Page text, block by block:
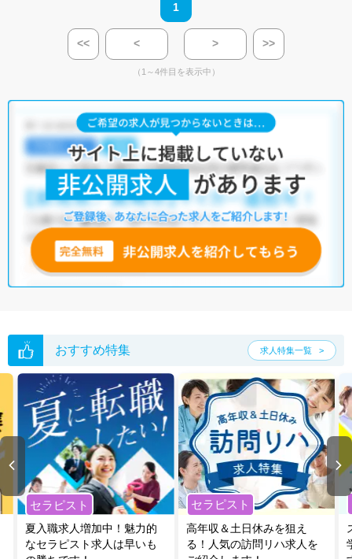
1
<< < > >>
（1～4件目を表示中）
おすすめ特集 求人特集一覧
セラピスト
夏入職求人増加中！魅力的
なセラピスト求人は早いも
セラピスト
高年収＆土日休みを狙え
る！人気の訪問リハ求人を